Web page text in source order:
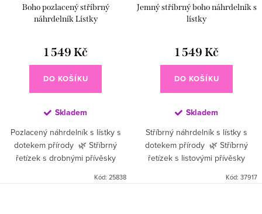
Boho pozlacený stříbrný
náhrdelník Lístky
1 549 Kč
DO KOŠÍKU
Skladem
Pozlacený náhrdelník s lístky s
dotekem přírody 🌿 Stříbrný
řetízek s drobnými přívěsky
Kód: 25838
Jemný stříbrný boho náhrdelník s
lístky
1 549 Kč
DO KOŠÍKU
Skladem
Stříbrný náhrdelník s lístky s
dotekem přírody 🌿 Stříbrný
řetízek s listovými přívěsky
Kód: 37917